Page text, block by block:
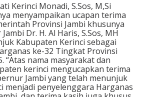
Kerinci Monadi, S.Sos, M,Si
menyampaikan ucapan terima
Provinsi Jambi khusunya
Dr. H. Al Haris, S.Sos, MH
Kabupaten Kerinci sebagai
ke-32 Tingkat Provinsi
“Atas nama masyarakat dan
kerinci mengucapkan terima
Jambi yang telah menunjuk
menjadi penyelenggara Harganas